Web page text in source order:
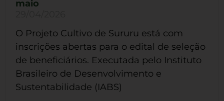
maio
O Projeto Cultivo de Sururu está com
inscrições abertas para o edital de seleção
de beneficiários. Executada pelo Instituto
Brasileiro de Desenvolvimento e
Sustentabilidade (IABS)